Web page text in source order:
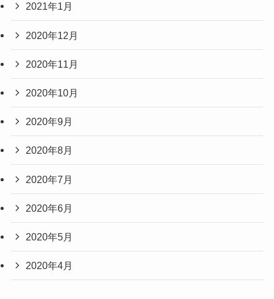
2021年1月
2020年12月
2020年11月
2020年10月
2020年9月
2020年8月
2020年7月
2020年6月
2020年5月
2020年4月